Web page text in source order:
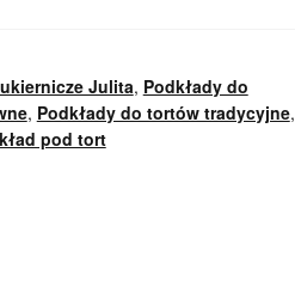
Julita, Podkłady do
, Podkłady do tortów tradycyjne,
pod tort